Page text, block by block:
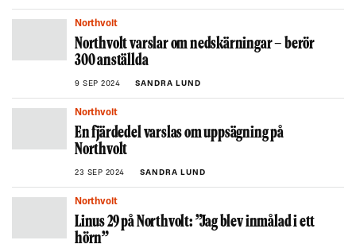
Northvolt
Northvolt varslar om nedskärningar – berör
300 anställda
9 SEP 2024 SANDRA LUND
Northvolt
En fjärdedel varslas om uppsägning på
Northvolt
23 SEP 2024 SANDRA LUND
Northvolt
Linus 29 på Northvolt: ”Jag blev inmålad i ett
hörn”